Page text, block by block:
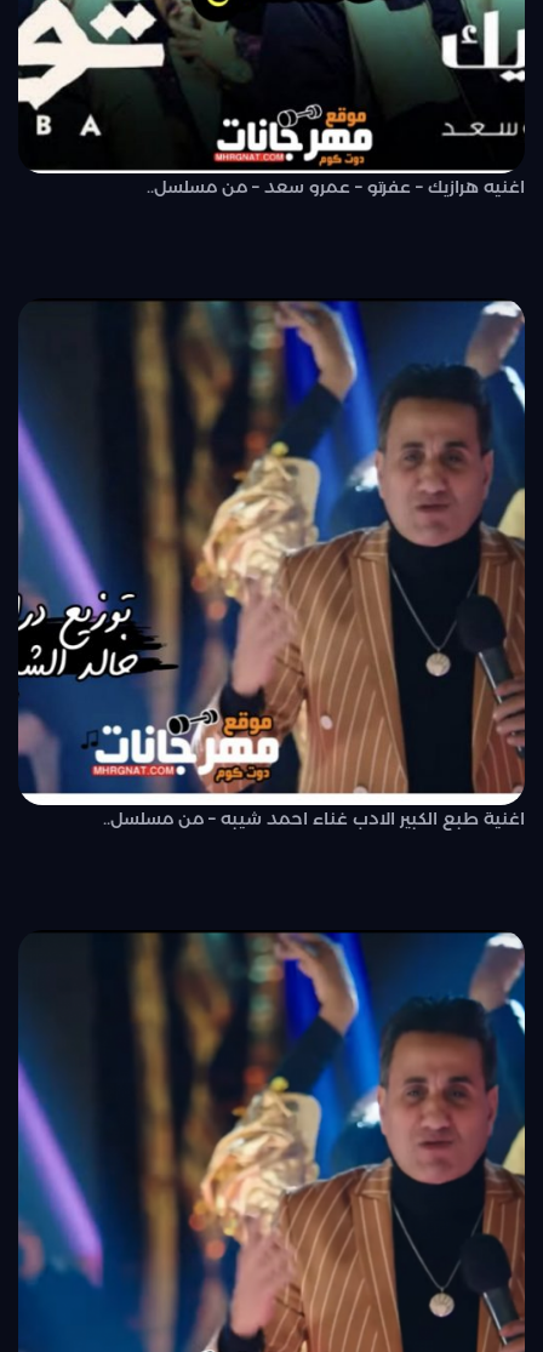
اغنيه هرازيك – عفرتو – عمرو سعد – من مسلسل..
اغنية طبع الكبير الادب غناء احمد شيبه – من مسلسل..